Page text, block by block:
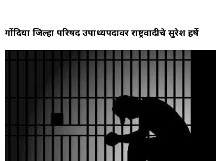
गोंदिया जिल्हा परिषद उपाध्यक्षपदावर राष्ट्रवादीचे सुरेश हर्षे